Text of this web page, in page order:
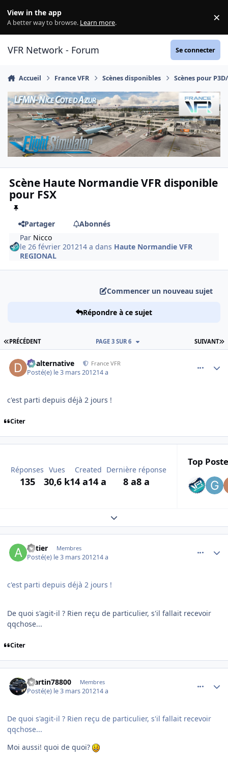
View in the app
A better way to browse. Learn more. ×
VFR Network - Forum Se connecter
Accueil France VFR Scènes disponibles Scènes pour
Scène Haute Normandie VFR disponible
pour FSX
Partager
Abonnés
Par Nicco
le 26 février 201214 a dans Haute Normandie VFR
REGIONAL
Commencer un nouveau sujet
Répondre à ce sujet
PREMIÈRE PAGE
PRÉCÉDENT SUIVANT
PAGE 3 SUR 6
dbalternative France VFR
Posté(e) le 3 mars 201214 a
c'est parti depuis déjà 2 jours !
Citer
Réponses
135
Vues
30,6 k
Created
14 a14 a
Dernière réponse
8 a8 a
Top
Expand topic overview
antier Membres
Posté(e) le 3 mars 201214 a
c'est parti depuis déjà 2 jours !
De quoi s'agit-il ? Rien reçu de particulier, s'il fallait recevoir
qqchose...
Citer
martin78800 Membres
Posté(e) le 3 mars 201214 a
De quoi s'agit-il ? Rien reçu de particulier, s'il fallait recevoir
qqchose...
Moi aussi! quoi de quoi?